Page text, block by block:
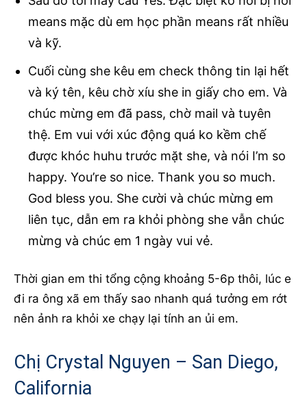
means mặc dù em học phần means rất nhiều
và kỹ.
Cuối cùng she kêu em check thông tin lại hết
và ký tên, kêu chờ xíu she in giấy cho em. Và
chúc mừng em đã pass, chờ mail và tuyên
thệ. Em vui với xúc động quá ko kềm chế
được khóc huhu trước mặt she, và nói I’m so
happy. You’re so nice. Thank you so much.
God bless you. She cười và chúc mừng em
liên tục, dẫn em ra khỏi phòng she vẫn chúc
mừng và chúc em 1 ngày vui vẻ.
Thời gian em thi tổng cộng khoảng 5-6p thôi, lúc e
đi ra ông xã em thấy sao nhanh quá tưởng em rớt
nên ảnh ra khỏi xe chạy lại tính an ủi em.
Chị Crystal Nguyen – San Diego,
California